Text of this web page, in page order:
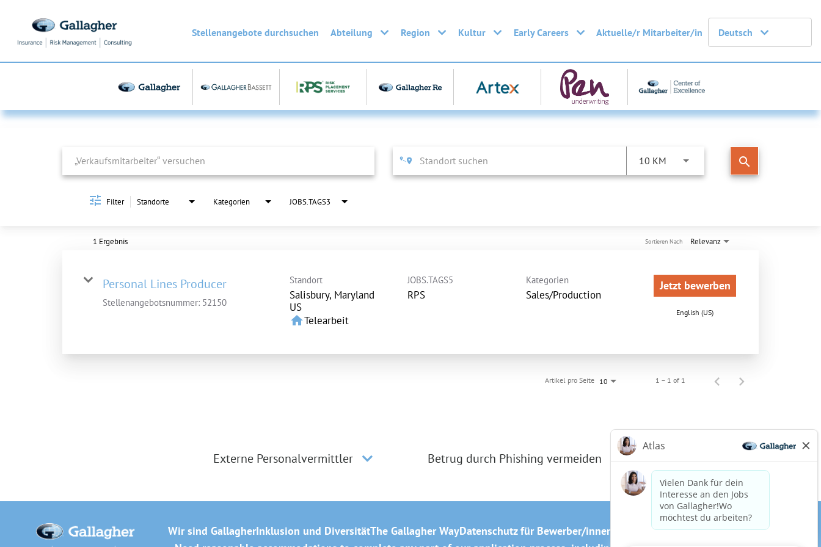
Stellenangebote durchsuchen Abteilung Region Kultur Early Careers Aktuelle/r Mitarbeiter/in Deutsch
Job Search Page
10 KM search
Filter Standorte Kategorien JOBS.TAGS3
1 Ergebnis Relevanz
Sortieren Nach
Personal Lines Producer
Stellenangebotsnummer: 52150
Standort
Salisbury, Maryland
homeTelearbeit
JOBS.TAGS5
RPS
Kategorien
Sales/Production
Jetzt bewerben
English (US)
Artikel pro Seite 10 1 – 1 of 1
Externe Personalvermittler Betrug durch Phishing vermeiden
Wir sind GallagherInklusion und DiversitätThe Gallagher WayDatenschutz für Bewerber/innen
Cookie-Richtlinie